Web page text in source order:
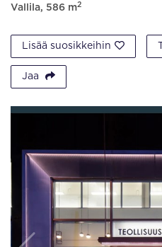
Vallila, 586 m2
Lisää suosikkeihin
Jaa